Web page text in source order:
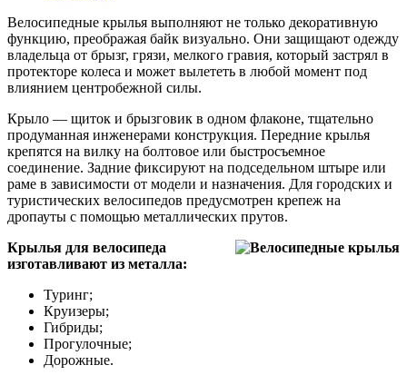
Велосипедные крылья выполняют не только декоративную
функцию, преображая байк визуально. Они защищают одежду
владельца от брызг, грязи, мелкого гравия, который застрял в
протекторе колеса и может вылететь в любой момент под
влиянием центробежной силы.
Крыло — щиток и брызговик в одном флаконе, тщательно
продуманная инженерами конструкция. Передние крылья
крепятся на вилку на болтовое или быстросъемное
соединение. Задние фиксируют на подседельном штыре или
раме в зависимости от модели и назначения. Для городских и
туристических велосипедов предусмотрен крепеж на
дропауты с помощью металлических прутов.
Крылья для велосипеда
изготавливают из металла:
Туринг;
Круизеры;
Гибриды;
Прогулочные;
Дорожные.